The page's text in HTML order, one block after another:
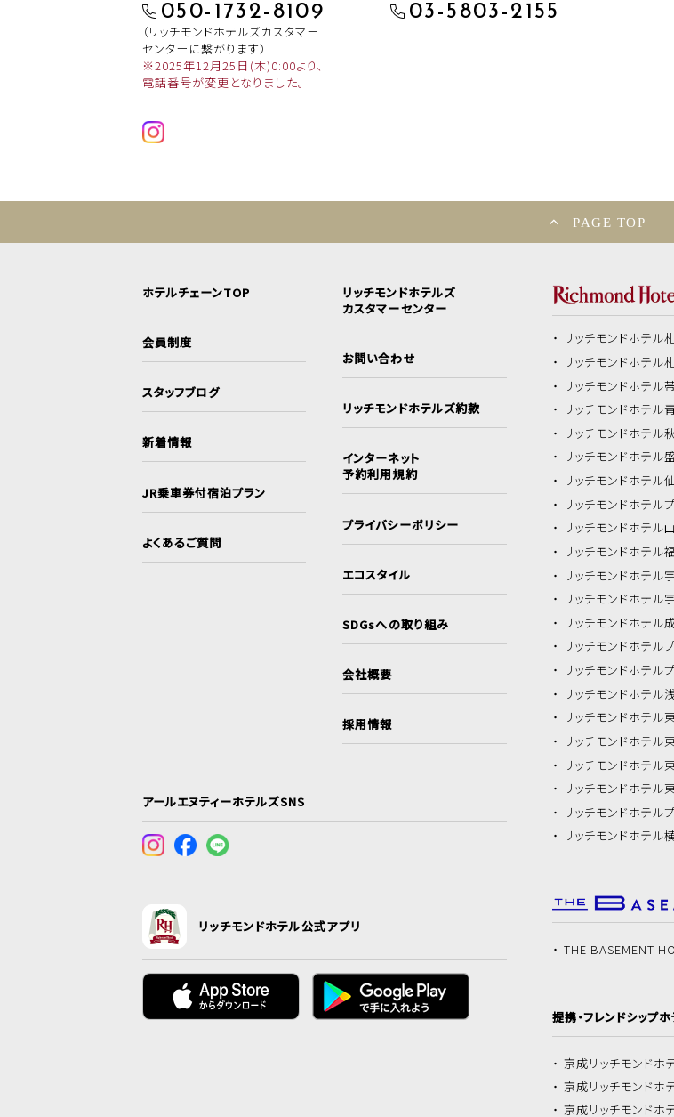
050-1732-8109
（リッチモンドホテルズカスタマー
センターに繋がります）
※2025年12月25日(木)0:00より、
電話番号が変更となりました。
03-5803-2155
PAGE TOP
ホテルチェーンTOP
会員制度
スタッフブログ
新着情報
JR乗車券付宿泊プラン
よくあるご質問
リッチモンドホテルズ
カスタマーセンター
お問い合わせ
リッチモンドホテルズ約款
インターネット
予約利用規約
プライバシーポリシー
エコスタイル
SDGsへの取り組み
会社概要
採用情報
アールエヌティーホテルズSNS
リッチモンドホテル公式アプリ
リッチモンドホテル
リッチモンドホテル
リッチモンドホテル
リッチモンドホテル
リッチモンドホテル
リッチモンドホテル
リッチモンドホテル
リッチモンドホテル
リッチモンドホテル
リッチモンドホテル
リッチモンドホテル
リッチモンドホテル
リッチモンドホテル
リッチモンドホテル
リッチモンドホテル
リッチモンドホテル
リッチモンドホテル
リッチモンドホテル
リッチモンドホテル
リッチモンドホテル
リッチモンドホテル
リッチモンドホテル
THE BASEMENT
提携・フレンドシップ
京成リッチモンドホ
京成リッチモンドホ
京成リッチモンドホ